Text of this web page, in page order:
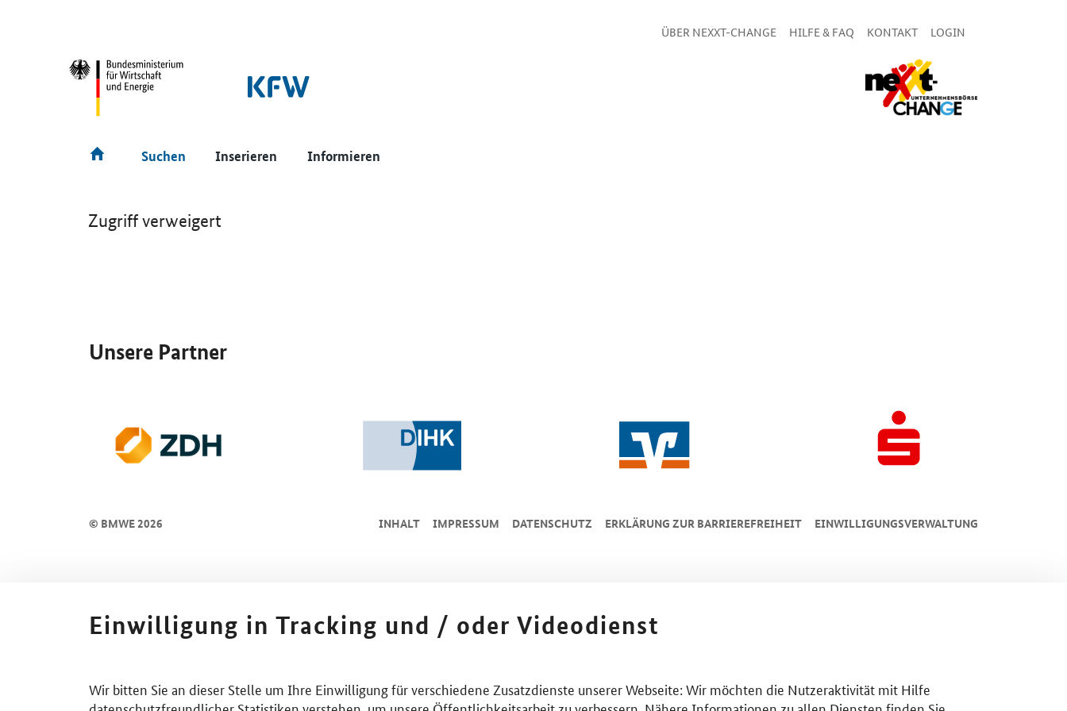
ÜBER NEXXT-CHANGE HILFE & FAQ KONTAKT LOGIN
Suchen Inserieren Informieren
Zugriff verweigert
Unsere Partner
© BMWE 2026 INHALT IMPRESSUM DA­TEN­SCHUTZ ERKLÄRUNG ZUR BARRIEREFREIHEIT EINWILLIGUNGSVERWALTUNG
Einwilligung in Tracking und / oder Videodienst
Wir bitten Sie an dieser Stelle um Ihre Einwilligung für verschiedene Zusatzdienste unserer Webseite: Wir möchten die Nutzeraktivität mit Hilfe